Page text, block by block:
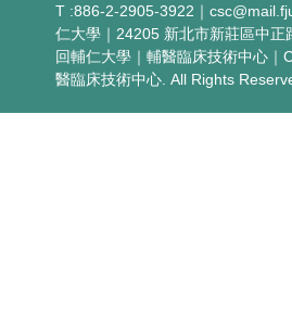
T :886-2-2905-3922｜
仁大學｜24205 新北市新莊區中正
回輔仁大學 ｜輔醫臨床技術中心
醫臨床技術中心. All Rights